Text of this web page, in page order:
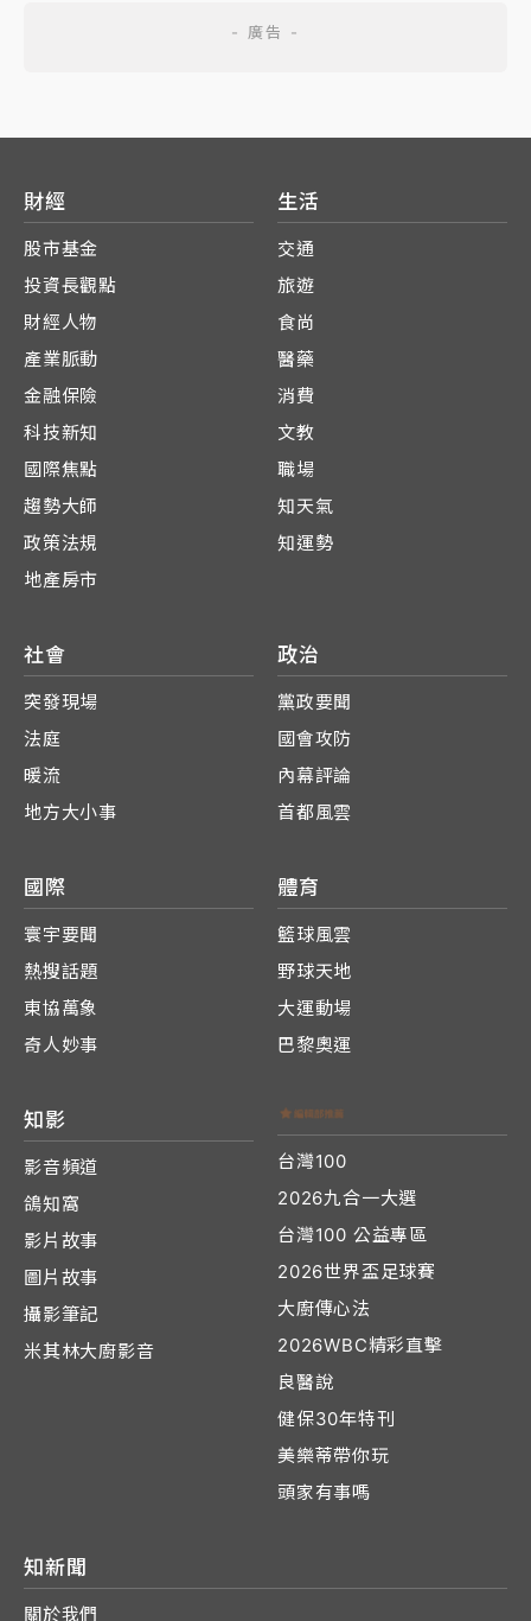
財經
股市基金
投資長觀點
財經人物
產業脈動
金融保險
科技新知
國際焦點
趨勢大師
政策法規
地產房市
生活
交通
旅遊
食尚
醫藥
消費
文教
職場
知天氣
知運勢
社會
突發現場
法庭
暖流
地方大小事
政治
黨政要聞
國會攻防
內幕評論
首都風雲
國際
寰宇要聞
熱搜話題
東協萬象
奇人妙事
體育
籃球風雲
野球天地
大運動場
巴黎奧運
知影
影音頻道
鴿知窩
影片故事
圖片故事
攝影筆記
米其林大廚影音
台灣100
2026九合一大選
台灣100 公益專區
2026世界盃足球賽
大廚傳心法
2026WBC精彩直擊
良醫說
健保30年特刊
美樂蒂帶你玩
頭家有事嗎
知新聞
關於我們